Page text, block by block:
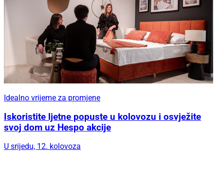
Idealno vrijeme za promjene
Iskoristite ljetne popuste u kolovozu i osvježite
svoj dom uz Hespo akcije
U srijedu, 12. kolovoza